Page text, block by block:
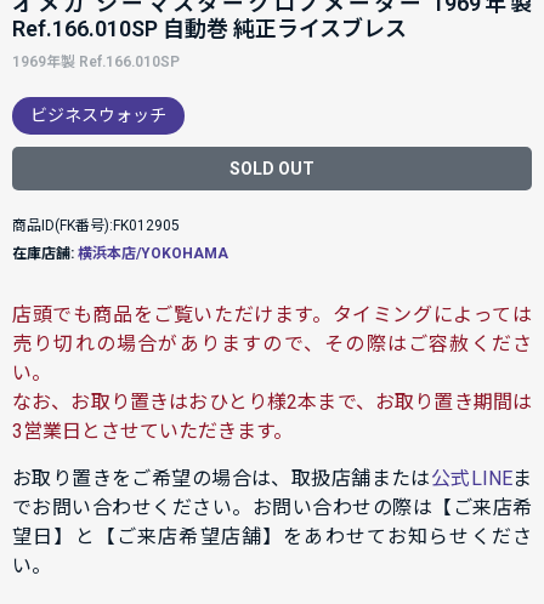
Ref.166.010SP 自動巻 純正ライスブレス
1969年製 Ref.166.010SP
ビジネスウォッチ
SOLD OUT
商品ID(FK番号):FK012905
在庫店舗: 横浜本店/YOKOHAMA
店頭でも商品をご覧いただけます。タイミングによっては
売り切れの場合がありますので、その際はご容赦くださ
い。
なお、お取り置きはおひとり様2本まで、お取り置き期間は
3営業日とさせていただきます。
お取り置きをご希望の場合は、取扱店舗または公式LINEま
でお問い合わせください。お問い合わせの際は【ご来店希
望日】と【ご来店希望店舗】をあわせてお知らせくださ
い。